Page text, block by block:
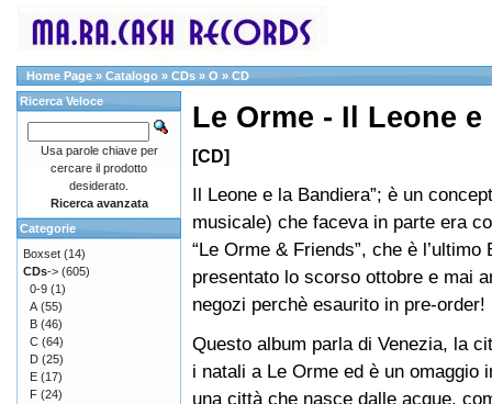
Home Page » Catalogo » CDs » O » CD
Le Orme - Il Leone
[CD]
Il Leone e la Bandiera”; è un
musicale) che faceva in parte era
“Le Orme & Friends”, che è l’ultimo
presentato lo scorso ottobre e mai
negozi perchè esaurito in pre-order!
Questo album parla di Venezia, la
i natali a Le Orme ed è un omaggio
una città che nasce dalle acque,
Ricerca Veloce
Usa parole chiave per
cercare il prodotto
desiderato.
Ricerca avanzata
Categorie
Boxset (14)
CDs-> (605)
0-9 (1)
A (55)
B (46)
C (64)
D (25)
E (17)
F (24)